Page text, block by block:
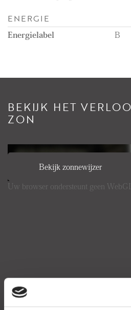
ENERGIE
Energielabel B
BEKIJK HET
ZON
Bekijk zonnewijzer
Uw browser ondersteunt geen WebGL